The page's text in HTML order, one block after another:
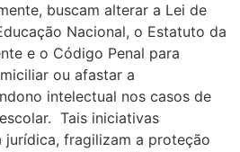
buscam alterar a Lei de
Nacional, o Estatuto da
e o Código Penal para
ou afastar a
intelectual nos casos de
Tais iniciativas
jurídica, fragilizam a proteção